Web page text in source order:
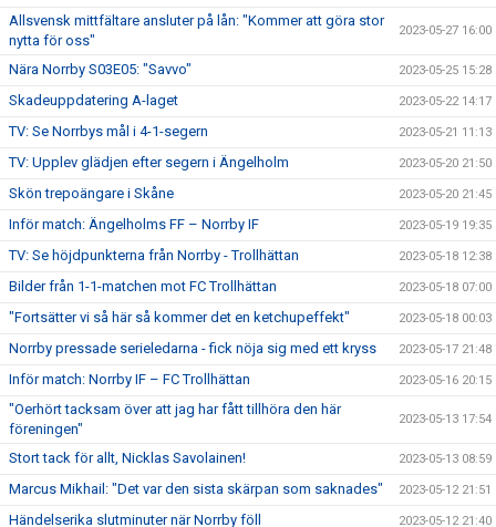
Allsvensk mittfältare ansluter på lån: "Kommer att göra stor
nytta för oss"
2023-05-27 16:00
Nära Norrby S03E05: "Savvo" 2023-05-25 15:28
Skadeuppdatering A-laget 2023-05-22 14:17
TV: Se Norrbys mål i 4-1-segern 2023-05-21 11:13
TV: Upplev glädjen efter segern i Ängelholm 2023-05-20 21:50
Skön trepoängare i Skåne 2023-05-20 21:45
Inför match: Ängelholms FF – Norrby IF 2023-05-19 19:35
TV: Se höjdpunkterna från Norrby - Trollhättan 2023-05-18 12:38
Bilder från 1-1-matchen mot FC Trollhättan 2023-05-18 07:00
"Fortsätter vi så här så kommer det en ketchupeffekt" 2023-05-18 00:03
Norrby pressade serieledarna - fick nöja sig med ett kryss 2023-05-17 21:48
Inför match: Norrby IF – FC Trollhättan 2023-05-16 20:15
"Oerhört tacksam över att jag har fått tillhöra den här
föreningen"
2023-05-13 17:54
Stort tack för allt, Nicklas Savolainen! 2023-05-13 08:59
Marcus Mikhail: "Det var den sista skärpan som saknades" 2023-05-12 21:51
Händelserika slutminuter när Norrby föll 2023-05-12 21:40